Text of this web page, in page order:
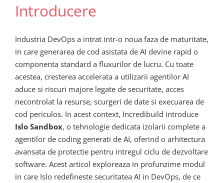
Introducere
Industria DevOps a intrat intr-o noua faza de maturitate,
in care generarea de cod asistata de AI devine rapid o
componenta standard a fluxurilor de lucru. Cu toate
acestea, cresterea accelerata a utilizarii agentilor AI
aduce si riscuri majore legate de securitate, acces
necontrolat la resurse, scurgeri de date si execuarea de
cod periculos. In acest context, Incredibuild introduce
Islo Sandbox, o tehnologie dedicata izolarii complete a
agentilor de coding generati de AI, oferind o arhitectura
avansata de protectie pentru intregul ciclu de dezvoltare
software. Acest articol exploreaza in profunzime modul
in care Islo redefineste securitatea AI in DevOps, de ce